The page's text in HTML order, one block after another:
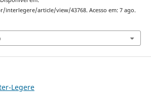
article/view/43768. Acesso em: 7 ago.
Legere